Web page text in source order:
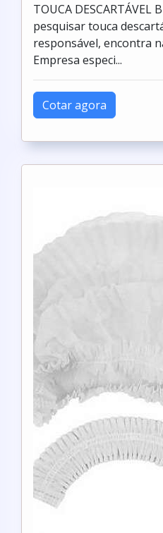
TOUCA DESCARTÁVEL
pesquisar touca
responsável, encontra
Empresa especi...
Cotar agora